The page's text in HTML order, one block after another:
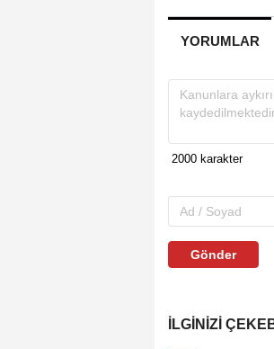
YORUMLAR
Gönder
İLGINIZI